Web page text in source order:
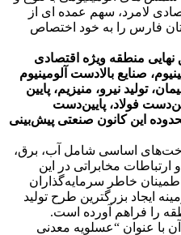
لامرد، سهم عمده ای از
فارس را به خود اختصاص
نهایی منطقه ویژه اقتصادی
صنایع بالادست آلومینیوم
تولید نیرو، منیزیم، پایین
فولاد، پایین‌دست
این کانون صنعتی پیش‌بینی
اساسی شامل آب، برق،
مخابراتی در این
خاطر سرمایه‌گذاران
ایجاد بزرگترین طرح تولید
را فراهم آورده است.
با عنوان “عسلویه معدنی